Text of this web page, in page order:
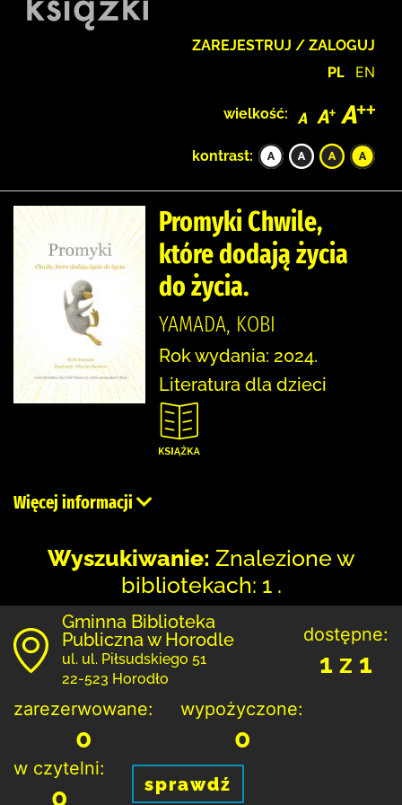
ZAREJESTRUJ / ZALOGUJ
PL EN
wielkość:
kontrast:
Promyki Chwile,
które dodają życia
do życia.
YAMADA, KOBI
Rok wydania: 2024.
Literatura dla dzieci
Więcej informacji
Wyszukiwanie: Znalezione w
bibliotekach: 1 .
Gminna Biblioteka
Publiczna w Horodle
ul. ul. Piłsudskiego 51
22-523 Horodło
dostępne:
1 z 1
zarezerwowane:
0
wypożyczone:
0
w czytelni:
0 sprawdź